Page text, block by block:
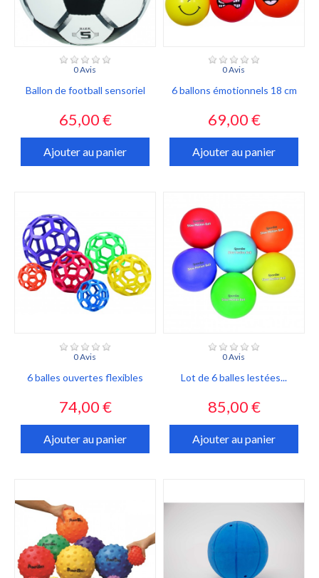
0 Avis
Ballon de football sensoriel
Prix
65,00 €
Ajouter au panier
0 Avis
6 ballons émotionnels 18 cm
Prix
69,00 €
Ajouter au panier
0 Avis
6 balles ouvertes flexibles
Prix
74,00 €
Ajouter au panier
0 Avis
Lot de 6 balles lestées...
Prix
85,00 €
Ajouter au panier